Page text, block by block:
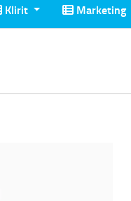
Klirit
Klirit Marketing
Marketing